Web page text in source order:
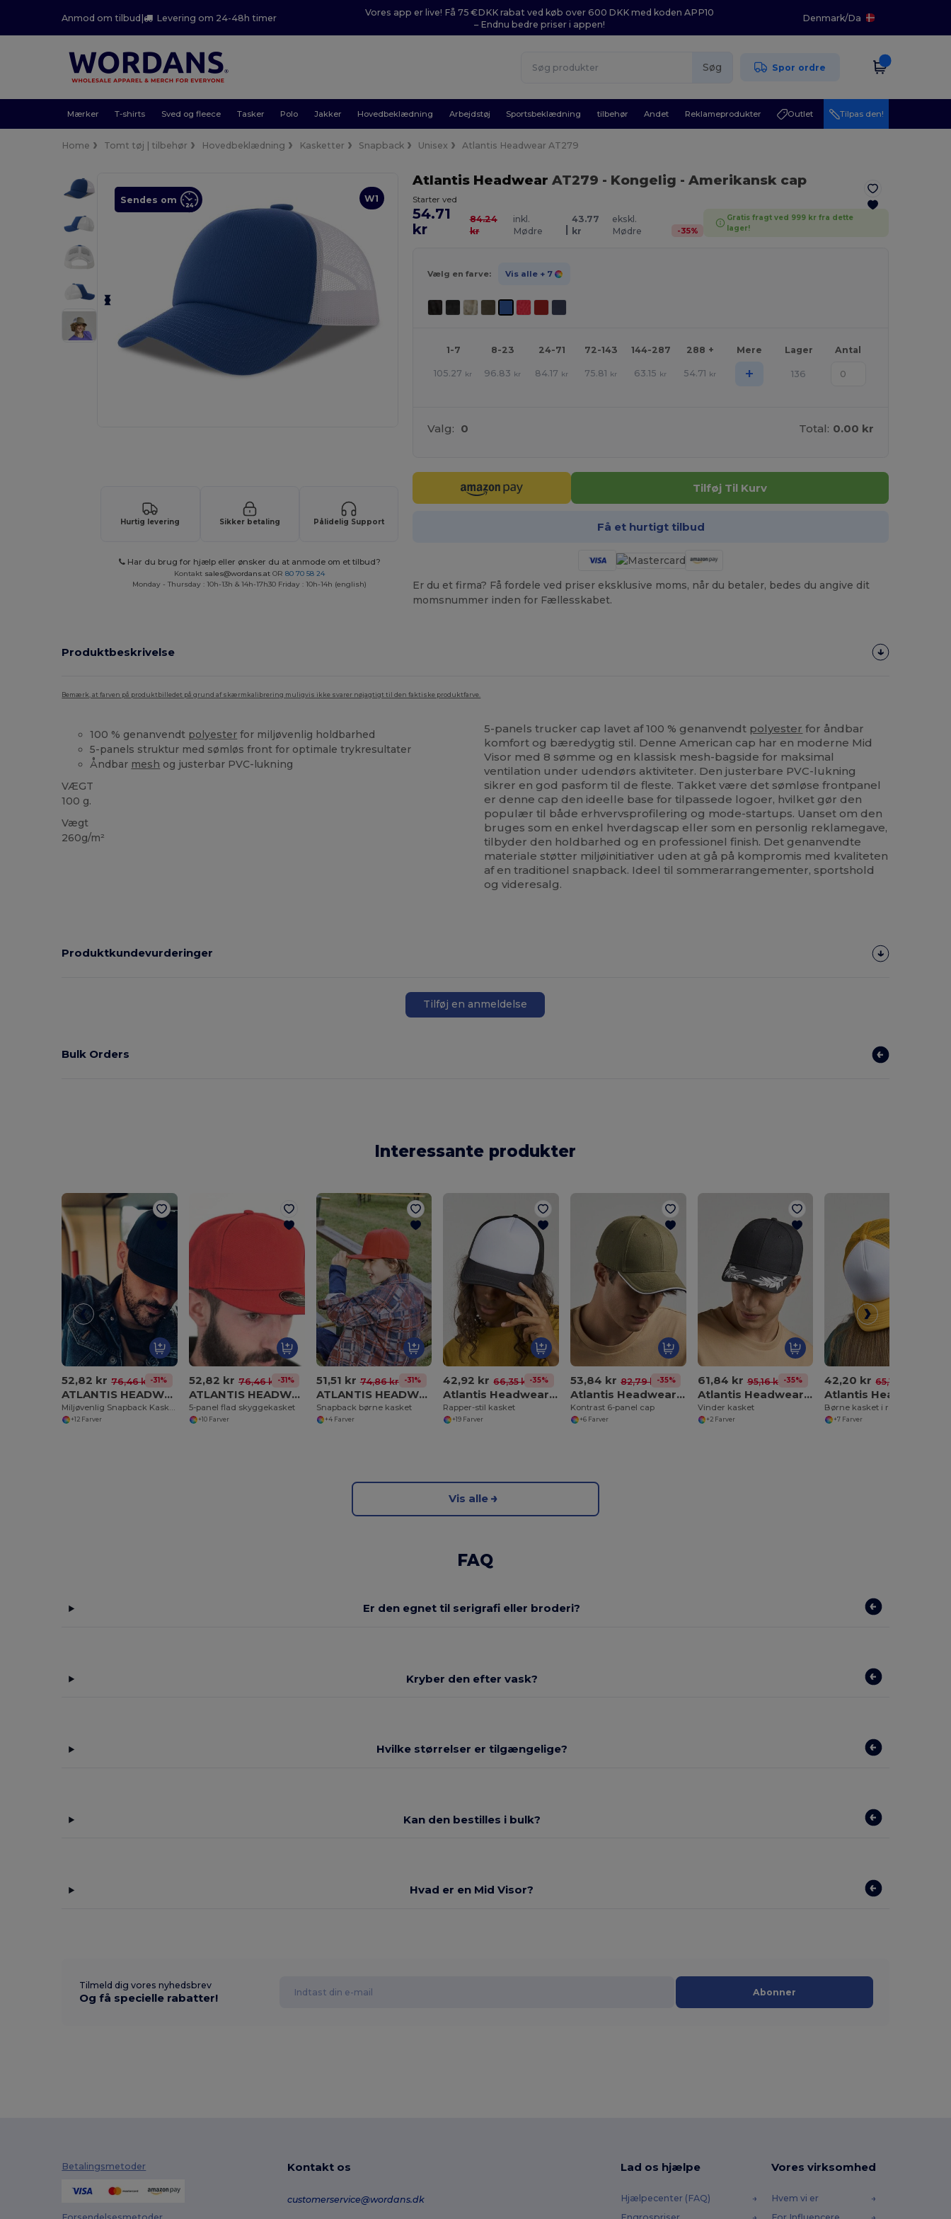
Anmod om tilbud| Levering om 24-48h timer
Vores app er live! Få 75 €DKK rabat ved køb over 600 DKK med koden APP10
– Endnu bedre priser i appen!
Denmark/Da
Søg Spor ordre
Mærker T-shirts Sved og fleece Tasker Polo Jakker Hovedbeklædning Arbejdstøj Sportsbeklædning tilbehør Andet Reklameprodukter Outlet Tilpas den!
Home Tomt tøj | tilbehør Hovedbeklædning Kasketter Snapback Unisex Atlantis Headwear AT279
W1
Sendes om
Hurtig levering Sikker betaling Pålidelig Support
Har du brug for hjælp eller ønsker du at anmode om et tilbud?
Kontakt sales@wordans.at OR80 70 58 24
Monday - Thursday : 10h-13h & 14h-17h30 Friday : 10h-14h (english)
Atlantis Headwear AT279 - Kongelig - Amerikansk cap
Starter ved
54.71
kr
84.24
kr
inkl.
Mødre
|
43.77
kr
ekskl.
Mødre
-35%
Gratis fragt ved 999 kr fra dette
lager!
Vælg en farve: Vis alle + 7
1-7 8-23 24-71 72-143 144-287 288 + Mere Lager Antal
105.27 kr 96.83 kr 84.17 kr 75.81 kr 63.15 kr 54.71 kr + 136
Valg: 0 Total: 0.00 kr
Tilføj Til Kurv
Få et hurtigt tilbud
Er du et firma? Få fordele ved priser eksklusive moms, når du betaler, bedes du angive dit
momsnummer inden for Fællesskabet.
Produktbeskrivelse
Bemærk, at farven på produktbilledet på grund af skærmkalibrering muligvis ikke svarer nøjagtigt til den faktiske produktfarve.
100 % genanvendt polyester for miljøvenlig holdbarhed
5-panels struktur med sømløs front for optimale trykresultater
Åndbar mesh og justerbar PVC-lukning
VÆGT
100 g.
Vægt
260g/m²
5-panels trucker cap lavet af 100 % genanvendt polyester for åndbar
komfort og bæredygtig stil. Denne American cap har en moderne Mid
Visor med 8 sømme og en klassisk mesh-bagside for maksimal
ventilation under udendørs aktiviteter. Den justerbare PVC-lukning
sikrer en god pasform til de fleste. Takket være det sømløse frontpanel
er denne cap den ideelle base for tilpassede logoer, hvilket gør den
populær til både erhvervsprofilering og mode-startups. Uanset om den
bruges som en enkel hverdagscap eller som en personlig reklamegave,
tilbyder den holdbarhed og en professionel finish. Det genanvendte
materiale støtter miljøinitiativer uden at gå på kompromis med kvaliteten
af en traditionel snapback. Ideel til sommerarrangementer, sportshold
og videresalg.
Produktkundevurderinger
Tilføj en anmeldelse
Bulk Orders
Interessante produkter
52,82 kr 76,46 kr-31%
ATLANTIS HEADWEAR AT261
Miljøvenlig Snapback Kasket i Genanvendt Polyester
+12 Farver
52,82 kr 76,46 kr-31%
ATLANTIS HEADWEAR AT262
5-panel flad skyggekasket
+10 Farver
51,51 kr 74,86 kr -31%
ATLANTIS HEADWEAR AT275
Snapback børne kasket
+4 Farver
42,92 kr 66,35 kr-35%
Atlantis Headwear AT278
Rapper-stil kasket
+19 Farver
53,84 kr 82,79 kr-35%
Atlantis Headwear AT290
Kontrast 6-panel cap
+6 Farver
61,84 kr 95,16 kr -35%
Atlantis Headwear AT293
Vinder kasket
+2 Farver
42,20 kr 65,11 kr
Børne kasket i rapper-stil
+7 Farver
Vis alle
FAQ
Er den egnet til serigrafi eller broderi?
Kryber den efter vask?
Hvilke størrelser er tilgængelige?
Kan den bestilles i bulk?
Hvad er en Mid Visor?
Tilmeld dig vores nyhedsbrev
Og få specielle rabatter! Abonner
Betalingsmetoder Kontakt os
customerservice@wordans.dk
Lad os hjælpe
Hjælpecenter (FAQ)
Vores virksomhed
Hvem vi er